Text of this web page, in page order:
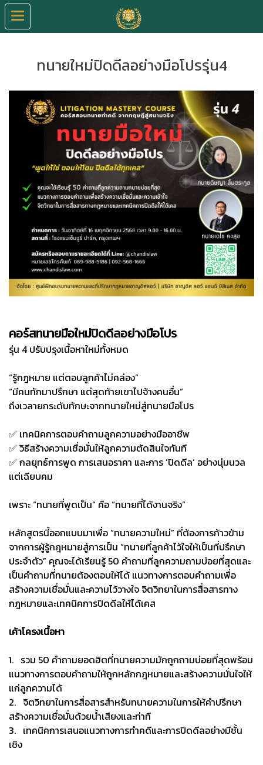
ทนายใหม่ปิดดีลอย่างมือโปรรุ่น4
คอร์สทนายมือใหม่ปิดดีลอย่างมือโปร
รุ่น 4 ปรับปรุงเนื้อหาใหม่ทั้งหมด
“รู้กฎหมาย แต่ตอบลูกค้าไม่คล่อง”
“มีคนทักมาปรึกษา แต่สุดท้ายเขาไปจ้างคนอื่น”
ถึงเวลายกระดับทักษะจากทนายใหม่สู่ทนายมือโปร
✅ เทคนิคการตอบคำถามลูกความอย่างมืออาชีพ
✅ วิธีสร้างความเชื่อมั่นให้ลูกความตัดสินใจทันที
✅ กลยุทธ์การพูด การเสนอราคา และการ ‘ปิดดีล’ อย่างนุ่มนวล
แต่เฉียบคม
เพราะ “ทนายที่พูดเป็น” คือ “ทนายที่ได้งานจริง”
หลักสูตรนี้ออกแบบมาเพื่อ “ทนายความใหม่” ที่ต้องการก้าวข้าม
จากการผู้รู้กฎหมายสู่การเป็น “ทนายที่ลูกค้าไว้ใจให้เป็นที่ปรึกษา
ประจำตัว” คุณจะได้เรียนรู้ 50 คำถามที่ลูกความถามบ่อยที่สุดและ
เป็นคำถามที่ทนายต้องตอบให้ได้ แนวทางการตอบคำถามเพื่อ
สร้างความเชื่อมั่นและความไว้วางใจ จิตวิทยาในการสื่อสารทาง
กฎหมายและเทคนิคการปิดดีลให้ได้เคส
เค้าโครงเนื้อหา
1. รวม 50 คำถามยอดฮิตที่ทนายความมักถูกถามบ่อยที่สุดพร้อม
แนวทางการตอบคำถามให้ถูกหลักกฎหมายและสร้างความมั่นใจให้
แก่ลูกความได้
2. จิตวิทยาในการสื่อสารสำหรับทนายความในการให้คำปรึกษา
สร้างความเชื่อมั่นด้วยน้ำเสียงและท่าที
3. เทคนิคการเสนอแนวทางการทำคดีและการปิดดีลอย่างมีชั้น
เชิง